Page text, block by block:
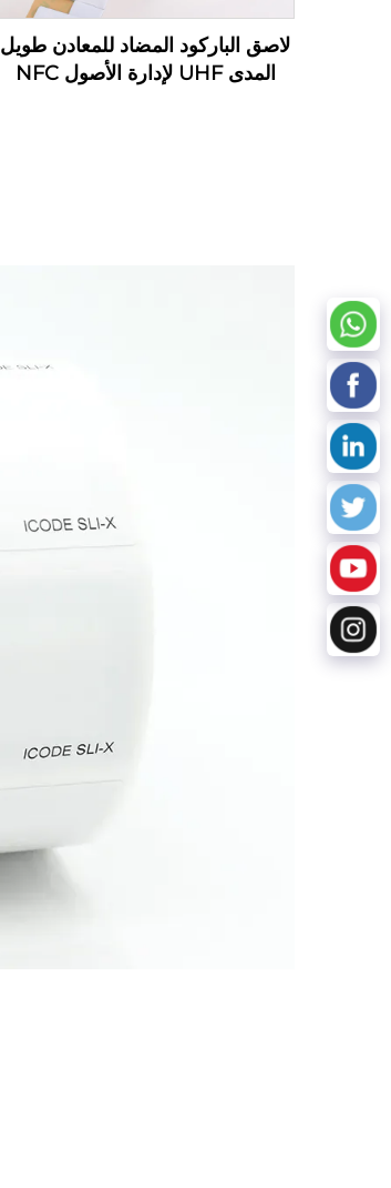
لاصق الباركود المضاد للمعادن طويل
المدى UHF لإدارة الأصول NFC